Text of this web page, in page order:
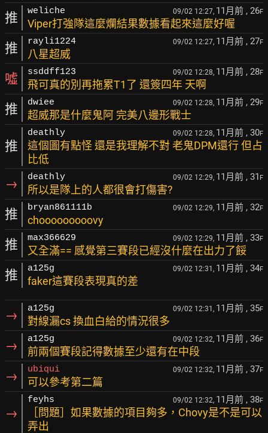
推 weliche 09/02 12:27, 11月前 , 26F
Viper打強隊這麼爛結果數據看起來這麼好喔
推 rayli1224 09/02 12:27, 11月前 , 27F
八星超威
噓 ssddff123 09/02 12:28, 11月前 , 28F
飛可真的別再拖累T1了 還簽四年 天啊
推 dwiee 09/02 12:28, 11月前 , 29F
超威那是什麼鬼阿 完美八邊形戰士
推
deathly 09/02 12:28, 11月前 , 30F
這個圖有點怪 還是我理解不對 老鬼DPM還行 但占
比低
→ deathly 09/02 12:29, 11月前 , 31 F
所以是隊上的人都很會打傷害?
推 bryan861111b 09/02 12:29, 11月前 , 32F
chooooooooovy
推 max366629 09/02 12:29, 11月前 , 33F
又全滿== 感覺第三賽段已經沒什麼在出力了餒
推 a125g 09/02 12:31, 11月前 , 34F
faker這賽段表現真的差
→ a125g 09/02 12:31, 11月前 , 35F
對線漏cs 換血白給的情況很多
→ a125g 09/02 12:32, 11月前 , 36F
前兩個賽段記得數據至少還有在中段
→ ubiqui 09/02 12:32, 11月前 , 37F
可以參考第二篇
→
feyhs 09/02 12:32, 11月前 , 38F
［問題］如果數據的項目夠多，Chovy是不是可以
弄出